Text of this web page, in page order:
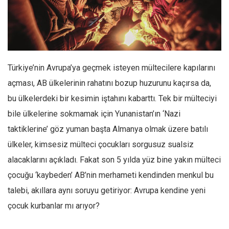
Facebook
Instagram
YouTube
Kemal Özer
Mahmut Toptaş
Yvonne Ridley
Barış Tarımcıoğlu
Ömer Kayani
Yusuf Armağan
Hasanali Yıldırım
Leyla Şerif Emin
Türkiye’nin Avrupa’ya geçmek isteyen mültecilere kapılarını
açması, AB ülkelerinin rahatını bozup huzurunu kaçırsa da,
bu ülkelerdeki bir kesimin iştahını kabarttı. Tek bir mülteciyi
bile ülkelerine sokmamak için Yunanistan’ın ‘Nazi
taktiklerine’ göz yuman başta Almanya olmak üzere batılı
ülkeler, kimsesiz mülteci çocukları sorgusuz sualsiz
alacaklarını açıkladı. Fakat son 5 yılda yüz bine yakın mülteci
çocuğu ‘kaybeden’ AB’nin merhameti kendinden menkul bu
talebi, akıllara aynı soruyu getiriyor: Avrupa kendine yeni
çocuk kurbanlar mı arıyor?